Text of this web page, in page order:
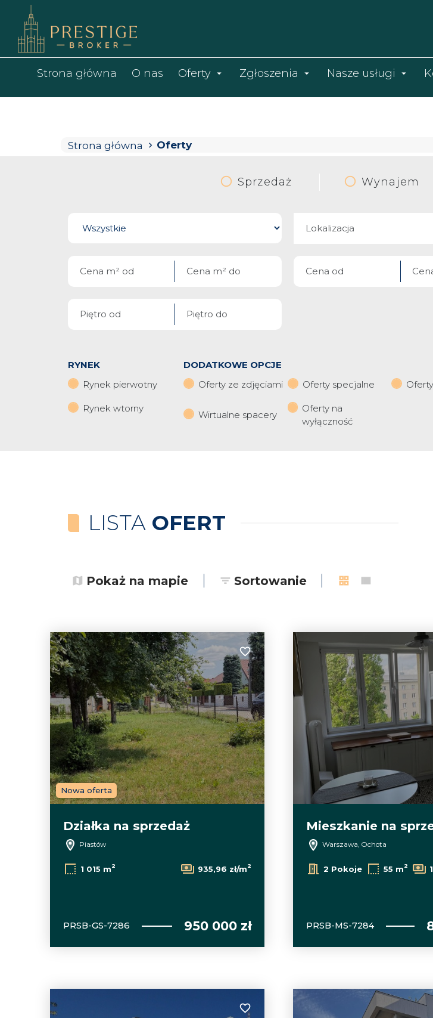
Strona główna O nas Oferty Zgłoszenia Nasze usługi
Strona główna Oferty
Sprzedaż Wynajem
RYNEK
Rynek pierwotny
Rynek wtorny
DODATKOWE OPCJE
Oferty ze zdjęciami
Oferty specjalne
Wirtualne spacery
Oferty na
wyłączność
LISTA OFERT
Pokaż na mapie Sortowanie
tabela
lista
Nowa oferta
Dodaj do ulubionych
Działka na sprzedaż
Piastów
1 015 m2 935,96 zł/m2
PRSB-GS-7286 950 000 zł
Mieszkanie na
Warszawa, Ochota
2 Pokoje 55 m2
PRSB-MS-7284
Dodaj do ulubionych